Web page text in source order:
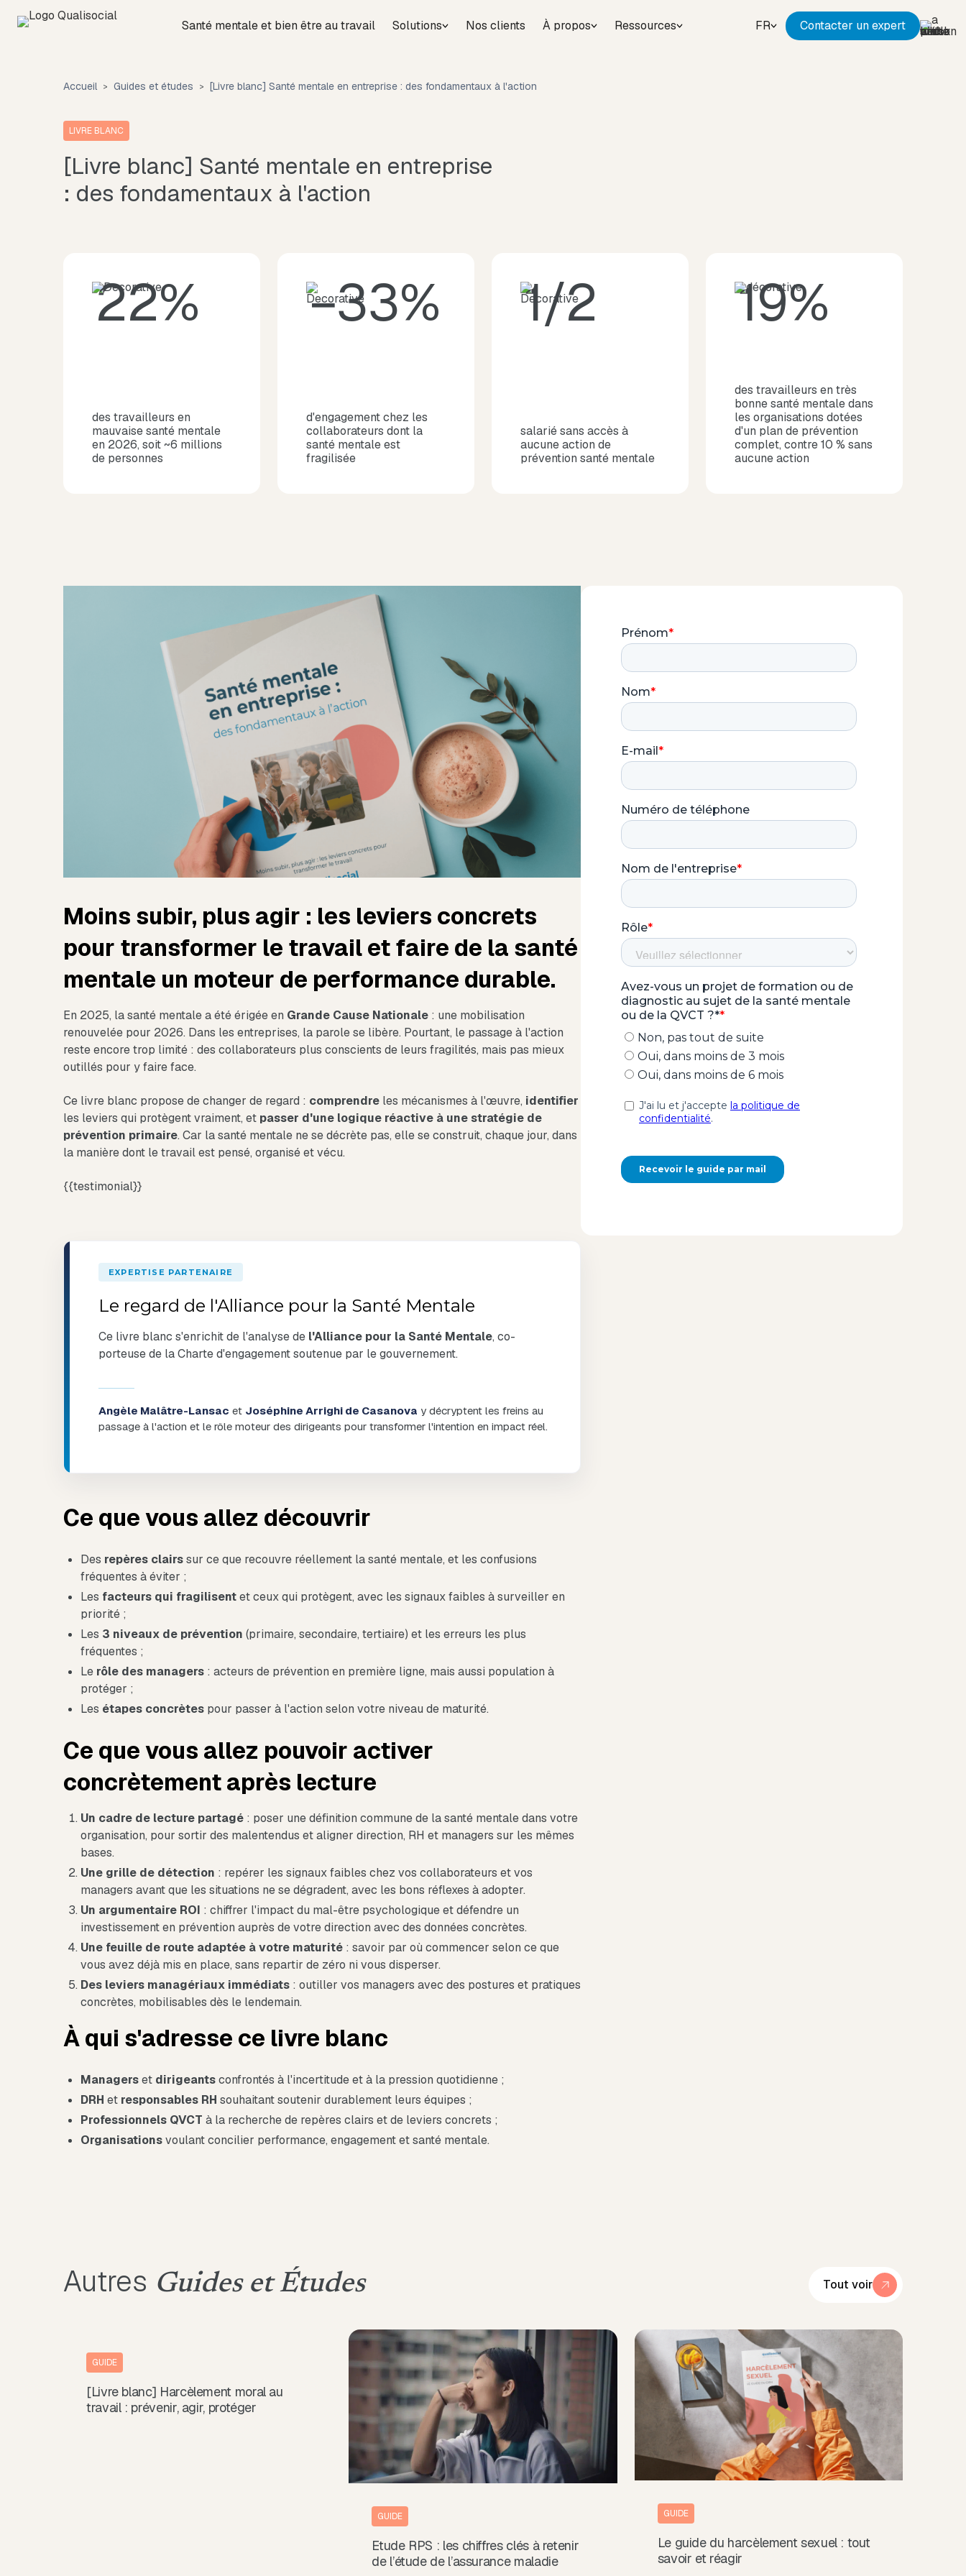
Santé mentale et bien être au travail Solutions Nos clients À propos Ressources FR Contacter un expert
Accueil Guides et études [Livre blanc] Santé mentale en entreprise : des fondamentaux à l'action
LIVRE BLANC
[Livre blanc] Santé mentale en entreprise
: des fondamentaux à l'action
22%
des travailleurs en
mauvaise santé mentale
en 2026, soit ~6 millions
de personnes
−33%
d'engagement chez les
collaborateurs dont la
santé mentale est
fragilisée
1/2
salarié sans accès à
aucune action de
prévention santé mentale
19%
des travailleurs en très
bonne santé mentale dans
les organisations dotées
d'un plan de prévention
complet, contre 10 % sans
aucune action
Moins subir, plus agir : les leviers concrets
pour transformer le travail et faire de la santé
mentale un moteur de performance durable.
En 2025, la santé mentale a été érigée en Grande Cause Nationale : une mobilisation
renouvelée pour 2026. Dans les entreprises, la parole se libère. Pourtant, le passage à l'action
reste encore trop limité : des collaborateurs plus conscients de leurs fragilités, mais pas mieux
outillés pour y faire face.
Ce livre blanc propose de changer de regard : comprendre les mécanismes à l'œuvre, identifier
les leviers qui protègent vraiment, et passer d'une logique réactive à une stratégie de
prévention primaire. Car la santé mentale ne se décrète pas, elle se construit, chaque jour, dans
la manière dont le travail est pensé, organisé et vécu.
{{testimonial}}
EXPERTISE PARTENAIRE
Le regard de l'Alliance pour la Santé Mentale
Ce livre blanc s'enrichit de l'analyse de l'Alliance pour la Santé Mentale, co-
porteuse de la Charte d'engagement soutenue par le gouvernement.
Angèle Malâtre-Lansac et Joséphine Arrighi de Casanova y décryptent les freins au
passage à l'action et le rôle moteur des dirigeants pour transformer l'intention en impact réel.
Ce que vous allez découvrir
Des repères clairssur ce que recouvre réellement la santé mentale, et les confusions
fréquentes à éviter ;
Les facteurs qui fragilisentet ceux qui protègent, avec les signaux faibles à surveiller en
priorité ;
Les 3 niveaux de prévention (primaire, secondaire, tertiaire) et les erreurs les plus
fréquentes ;
Le rôle des managers : acteurs de prévention en première ligne, mais aussi population à
protéger ;
Les étapes concrètes pour passer à l'action selon votre niveau de maturité.
Ce que vous allez pouvoir activer
concrètement après lecture
Un cadre de lecture partagé : poser une définition commune de la santé mentale dans votre
organisation, pour sortir des malentendus et aligner direction, RH et managers sur les mêmes
bases.
Une grille de détection : repérer les signaux faibles chez vos collaborateurs et vos
managers avant que les situations ne se dégradent, avec les bons réflexes à adopter.
Un argumentaire ROI : chiffrer l'impact du mal-être psychologique et défendre un
investissement en prévention auprès de votre direction avec des données concrètes.
Une feuille de route adaptée à votre maturité : savoir par où commencer selon ce que
vous avez déjà mis en place, sans repartir de zéro ni vous disperser.
Des leviers managériaux immédiats : outiller vos managers avec des postures et pratiques
concrètes, mobilisables dès le lendemain.
À qui s'adresse ce livre blanc
Managerset dirigeantsconfrontés à l'incertitude et à la pression quotidienne ;
DRH et responsables RH souhaitant soutenir durablement leurs équipes ;
Professionnels QVCT à la recherche de repères clairs et de leviers concrets ;
Organisationsvoulant concilier performance, engagement et santé mentale.
Autres Guides et Études Tout voir
GUIDE
[Livre blanc] Harcèlement moral au
travail : prévenir, agir, protéger
GUIDE
Etude RPS : les chiffres clés à retenir
de l’étude de l’assurance maladie
GUIDE
Le guide du harcèlement sexuel : tout
savoir et réagir